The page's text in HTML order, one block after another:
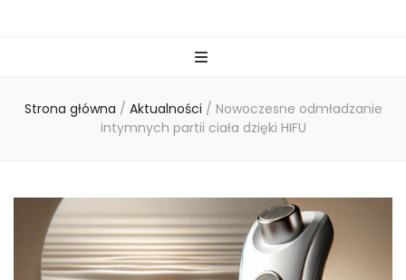
Strona główna / Aktualności / Nowoczesne odmładzanie
intymnych partii ciała dzięki HIFU